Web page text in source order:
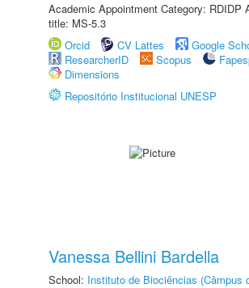
Academic Appointment Category: RDIDP
title: MS-5.3
Orcid
CV Lattes
Google
ResearcherID
Scopus
Dimensions
Repositório Institucional UNESP
Vanessa Bellini Bardella
School: Instituto de Biociências (Câmpus